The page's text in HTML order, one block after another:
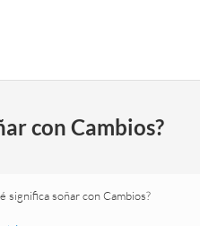
con Cambios?
significa soñar con Cambios?